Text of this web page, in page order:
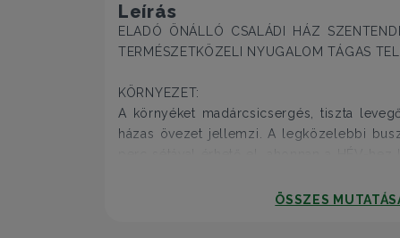
Leírás
ELADÓ ÖNÁLLÓ CSALÁDI HÁZ
TERMÉSZETKÖZELI NYUGALOM TÁGAS
KÖRNYEZET:
A környéket madárcsicsergés, tiszta
házas övezet jellemzi. A legközelebbi
ÖSSZES